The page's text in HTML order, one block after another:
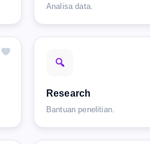
Analisa data.
Research
Bantuan penelitian.